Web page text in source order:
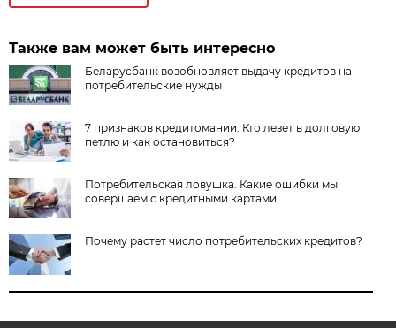
Также вам может быть интересно
Беларусбанк возобновляет выдачу кредитов на
потребительские нужды
7 признаков кредитомании. Кто лезет в долговую
петлю и как остановиться?
Потребительская ловушка. Какие ошибки мы
совершаем с кредитными картами
Почему растет число потребительских кредитов?